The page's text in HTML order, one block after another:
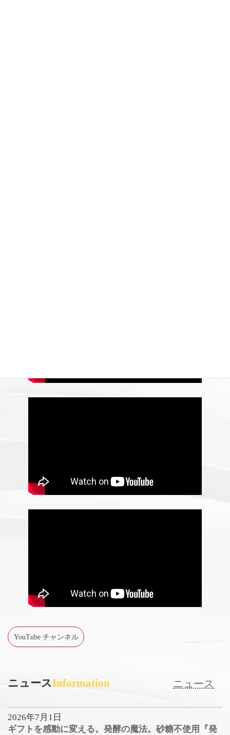
YouTube チャンネル
ニュースInformation ニュース
2026年7月1日
ギフトを感動に変える。発酵の魔法。砂糖不使用『発